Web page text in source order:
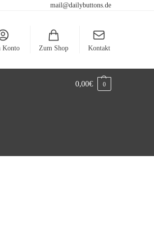
mail@dailybuttons.de
Konto Zum Shop Kontakt
0,00€ 0